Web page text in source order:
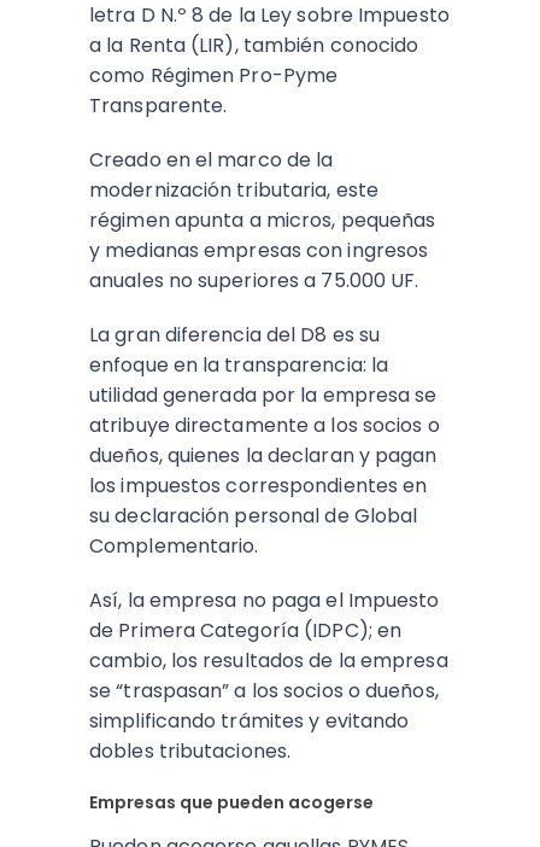
letra D N.º 8 de la Ley sobre Impuesto
a la Renta (LIR), también conocido
como Régimen Pro-Pyme
Transparente.
Creado en el marco de la
modernización tributaria, este
régimen apunta a micros, pequeñas
y medianas empresas con ingresos
anuales no superiores a 75.000 UF.​
La gran diferencia del D8 es su
enfoque en la transparencia: la
utilidad generada por la empresa se
atribuye directamente a los socios o
dueños, quienes la declaran y pagan
los impuestos correspondientes en
su declaración personal de Global
Complementario.
Así, la empresa no paga el Impuesto
de Primera Categoría (IDPC); en
cambio, los resultados de la empresa
se “traspasan” a los socios o dueños,
simplificando trámites y evitando
dobles tributaciones.
Empresas que pueden acogerse